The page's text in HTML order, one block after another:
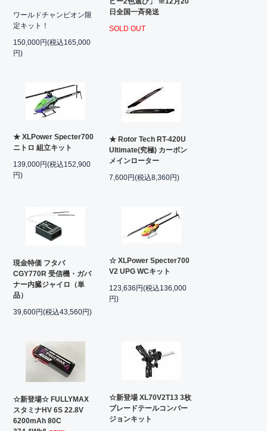
ワールドチャンピオン限
定キット！
150,000円(税込165,000
円)
日全国一斉発送
SOLD OUT
★ XLPower Specter700
ニトロ 組立キット
139,000円(税込152,900
円)
★ Rotor Tech RT-420U
Ultimate(究極) カーボン
メインローター
7,600円(税込8,360円)
現金特価 フタバ
CGY770R 受信機・ガバ
ナー内臓ジャイロ（単
品）
39,600円(税込43,560円)
☆ XLPower Specter700
V2 UPG WCキット
123,636円(税込136,000
円)
☆新登場☆ FULLYMAX
スタミナHV 6S 22.8V
6200mAh 80C
☆新登場 XL70V2T13 3枚
ブレードテールコンバー
ジョンキット